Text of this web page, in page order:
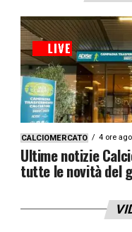
CALCIOMERCATO 4 ore ago
Ultime notizie
tutte le novità del